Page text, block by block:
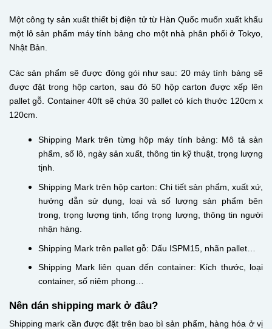
Một công ty sản xuất thiết bị điện tử từ Hàn Quốc muốn xuất khẩu
một lô sản phẩm máy tính bảng cho một nhà phân phối ở Tokyo,
Nhật Bản.
Các sản phẩm sẽ được đóng gói như sau: 20 máy tính bảng sẽ
được đặt trong hộp carton, sau đó 50 hộp carton được xếp lên
pallet gỗ. Container 40ft sẽ chứa 30 pallet có kích thước 120cm x
120cm.
Shipping Mark trên từng hộp máy tính bảng: Mô tả sản
phẩm, số lô, ngày sản xuất, thông tin kỹ thuật, trọng lượng
tịnh.
Shipping Mark trên hộp carton: Chi tiết sản phẩm, xuất xứ,
hướng dẫn sử dụng, loại và số lượng sản phẩm bên
trong, trọng lượng tịnh, tổng trọng lượng, thông tin người
nhận hàng.
Shipping Mark trên pallet gỗ: Dấu ISPM15, nhãn pallet…
Shipping Mark liên quan đến container: Kích thước, loại
container, số niêm phong…
Nên dán shipping mark ở đâu?
Shipping mark cần được đặt trên bao bì sản phẩm, hàng hóa ở vị